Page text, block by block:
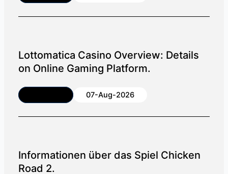
Lottomatica Casino Overview: Details
on Online Gaming Platform.
07-Aug-2026
Informationen über das Spiel Chicken
Road 2.